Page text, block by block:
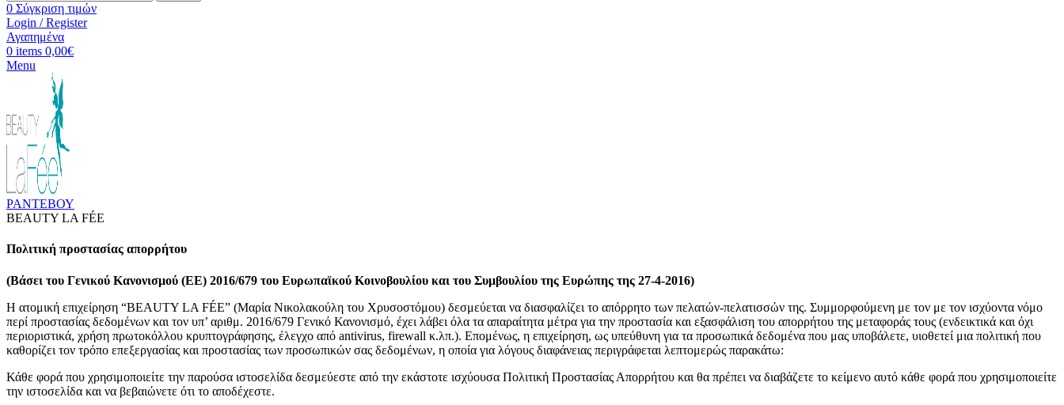
0 Σύγκριση τιμών
Login / Register
Αγαπημένα
0 items 0,00€
Menu
ΡΑΝΤΕΒΟΥ
BEAUTY LA FÉE
Πολιτική προστασίας απορρήτου
(Βάσει του Γενικού Κανονισμού (ΕΕ) 2016/679 του Ευρωπαϊκού Κοινοβουλίου και του Συμβουλίου της Ευρώπης της 27-4-2016)
Η ατομική επιχείρηση “BEAUTY LA FÉE” (Μαρία Νικολακούλη του Χρυσοστόμου) δεσμεύεται να διασφαλίζει το απόρρητο των πελατών-πελατισσών της. Συμμορφούμενη με τον με τον ισχύοντα νόμο
περί προστασίας δεδομένων και τον υπ’ αριθμ. 2016/679 Γενικό Κανονισμό, έχει λάβει όλα τα απαραίτητα μέτρα για την προστασία και εξασφάλιση του απορρήτου της μεταφοράς τους (ενδεικτικά και όχι
περιοριστικά, χρήση πρωτοκόλλου κρυπτογράφησης, έλεγχο από antivirus, firewall κ.λπ.). Επομένως, η επιχείρηση, ως υπεύθυνη για τα προσωπικά δεδομένα που μας υποβάλετε, υιοθετεί μια πολιτική που
καθορίζει τον τρόπο επεξεργασίας και προστασίας των προσωπικών σας δεδομένων, η οποία για λόγους διαφάνειας περιγράφεται λεπτομερώς παρακάτω:
Κάθε φορά που χρησιμοποιείτε την παρούσα ιστοσελίδα δεσμεύεστε από την εκάστοτε ισχύουσα Πολιτική Προστασίας Απορρήτου και θα πρέπει να διαβάζετε το κείμενο αυτό κάθε φορά που χρησιμοποιείτε
την ιστοσελίδα και να βεβαιώνετε ότι το αποδέχεστε.